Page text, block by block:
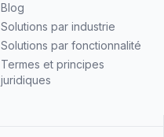
Blog
Solutions par industrie
Solutions par fonctionnalité
Termes et principes
juridiques